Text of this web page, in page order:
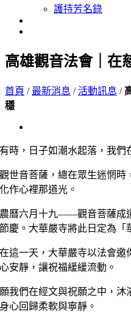
護持芳名錄
高雄觀音法會｜在
首頁 / 最新消息 /活動訊息 /
穩
Image
有時，日子如潮水起落，我們
觀世音菩薩，總在眾生迷惘時
化作心裡那道光。
農曆六月十九——觀音菩薩成
節慶。大華嚴寺將此日定為「
在這一天，大華嚴寺以法會邀
心安靜，讓祝福緩緩流動。
願我們在經文與祝願之中，沐
身心回歸柔軟與寧靜。